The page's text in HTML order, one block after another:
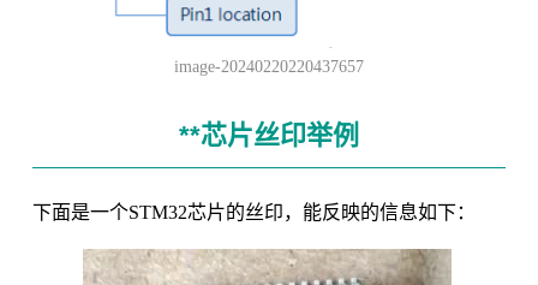
image-20240220220437657
**芯片丝印举例
下面是一个STM32芯片的丝印，能反映的信息如下：